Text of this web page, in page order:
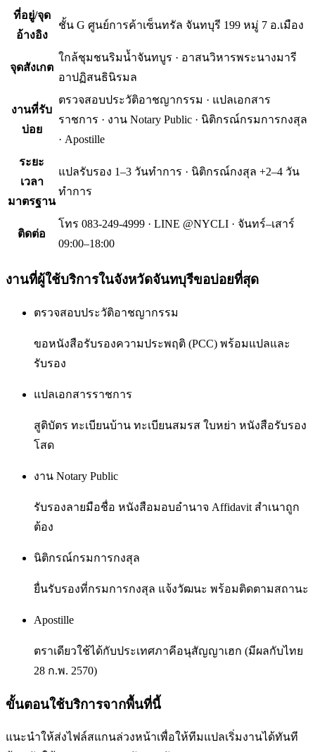
ที่อยู่/จุด
อ้างอิง
ชั้น G ศูนย์การค้าเซ็นทรัล จันทบุรี 199 หมู่ 7 อ.เมือง
จุดสังเกต
ใกล้ชุมชนริมน้ำจันทบูร · อาสนวิหารพระนางมารี
อาปฏิสนธินิรมล
งานที่รับ
บ่อย
ตรวจสอบประวัติอาชญากรรม · แปลเอกสาร
ราชการ · งาน Notary Public · นิติกรณ์กรมการกงสุล
· Apostille
ระยะ
เวลา
มาตรฐาน
แปลรับรอง 1–3 วันทำการ · นิติกรณ์กงสุล +2–4 วัน
ทำการ
ติดต่อ
โทร 083-249-4999 · LINE @NYCLI · จันทร์–เสาร์
09:00–18:00
งานที่ผู้ใช้บริการในจังหวัดจันทบุรีขอบ่อยที่สุด
ตรวจสอบประวัติอาชญากรรม
ขอหนังสือรับรองความประพฤติ (PCC) พร้อมแปลและ
รับรอง
แปลเอกสารราชการ
สูติบัตร ทะเบียนบ้าน ทะเบียนสมรส ใบหย่า หนังสือรับรอง
โสด
งาน Notary Public
รับรองลายมือชื่อ หนังสือมอบอำนาจ Affidavit สำเนาถูก
ต้อง
นิติกรณ์กรมการกงสุล
ยื่นรับรองที่กรมการกงสุล แจ้งวัฒนะ พร้อมติดตามสถานะ
Apostille
ตราเดียวใช้ได้กับประเทศภาคีอนุสัญญาเฮก (มีผลกับไทย
28 ก.พ. 2570)
ขั้นตอนใช้บริการจากพื้นที่นี้
แนะนำให้ส่งไฟล์สแกนล่วงหน้าเพื่อให้ทีมแปลเริ่มงานได้ทันที